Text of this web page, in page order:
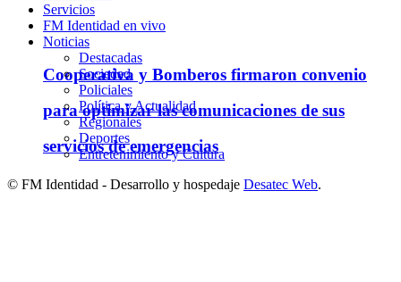
Cooperativa y Bomberos firmaron convenio
para optimizar las comunicaciones de sus
servicios de emergencias
Servicios
FM Identidad en vivo
Noticias
Destacadas
Sociedad
Policiales
Política y Actualidad
Regionales
Deportes
Entretenimiento y Cultura
© FM Identidad - Desarrollo y hospedaje Desatec Web.